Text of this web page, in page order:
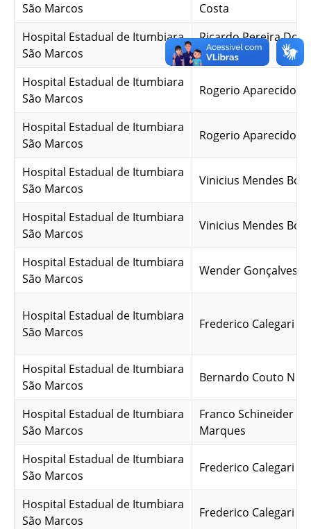
São Marcos
Costa
Hospital Estadual de Itumbiara
São Marcos
Ricardo Pereira
Costa
Hospital Estadual de Itumbiara
São Marcos
Rogerio Aparecido
Hospital Estadual de Itumbiara
São Marcos
Rogerio Aparecido
Hospital Estadual de Itumbiara
São Marcos
Vinicius Mendes
Hospital Estadual de Itumbiara
São Marcos
Vinicius Mendes
Hospital Estadual de Itumbiara
São Marcos
Wender Gonçalves
Hospital Estadual de Itumbiara
São Marcos
Frederico Calegari
Hospital Estadual de Itumbiara
São Marcos
Bernardo Couto N
Hospital Estadual de Itumbiara
São Marcos
Franco Schineider
Marques
Hospital Estadual de Itumbiara
São Marcos
Frederico Calegari
Hospital Estadual de Itumbiara
São Marcos
Frederico Calegari